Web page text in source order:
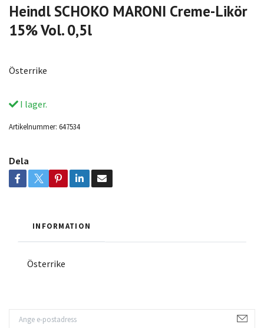
Heindl SCHOKO MARONI Creme-Likör
15% Vol. 0,5l
Österrike
I lager.
Artikelnummer: 647534
Dela
INFORMATION
Österrike